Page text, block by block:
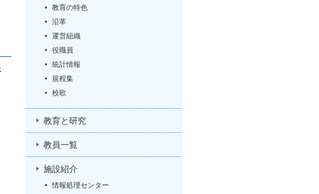
教育の特色
沿革
運営組織
役職員
統計情報
規程集
校歌
教育と研究
教員一覧
施設紹介
情報処理センター